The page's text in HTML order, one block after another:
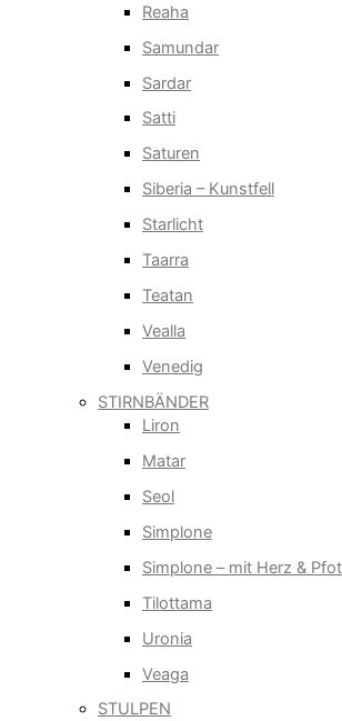
Reaha
Samundar
Sardar
Satti
Saturen
Siberia – Kunstfell
Starlicht
Taarra
Teatan
Vealla
Venedig
STIRNBÄNDER
Liron
Matar
Seol
Simplone
Simplone – mit Herz &
Tilottama
Uronia
Veaga
STULPEN